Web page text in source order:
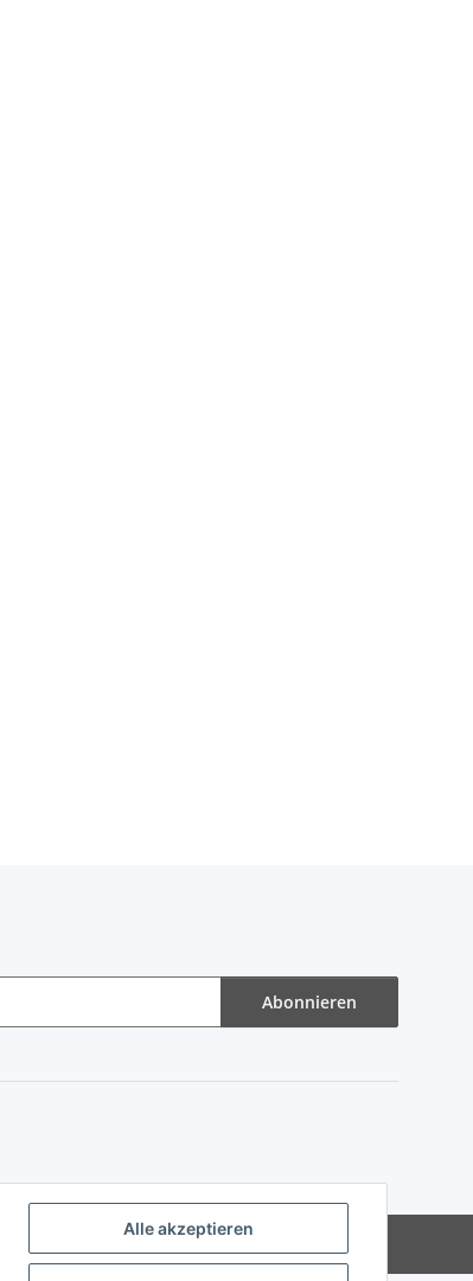
Alle akzeptieren
Abonnieren